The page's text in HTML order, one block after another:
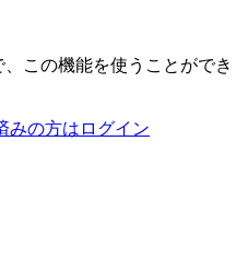
この機能を使うことができ
みの方はログイン